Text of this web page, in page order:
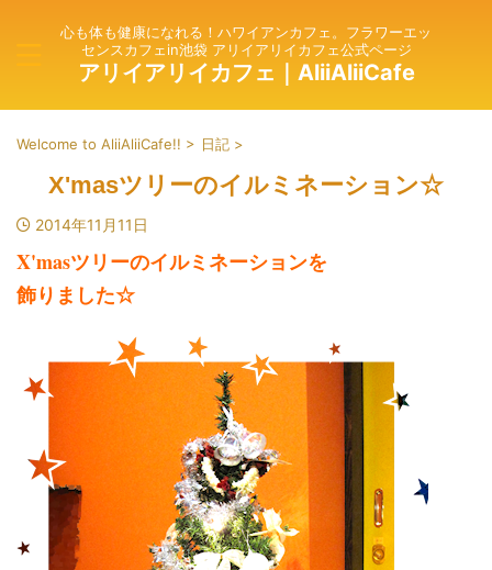
心も体も健康になれる！ハワイアンカフェ。フラワーエッ
センスカフェin池袋 アリイアリイカフェ公式ページ
アリイアリイカフェ｜AliiAliiCafe
Welcome to AliiAliiCafe!! > 日記 >
X'masツリーのイルミネーション☆
2014年11月11日
X'masツリーのイルミネーションを
飾りました☆